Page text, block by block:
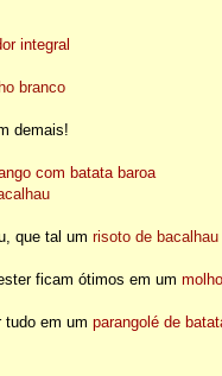
integral
branco
demais!
com batata baroa
que tal um risoto de
ficam ótimos em um
tudo em um parangolé de